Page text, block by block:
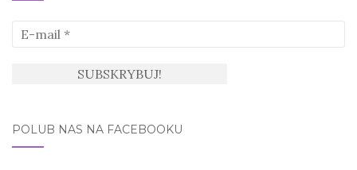
POLUB NAS NA FACEBOOKU